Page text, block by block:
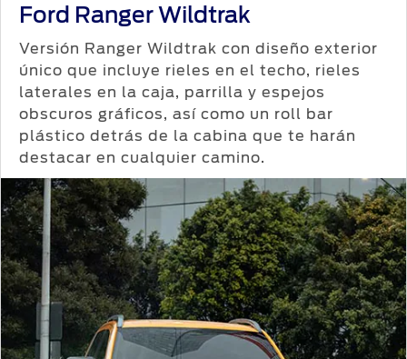
Ford Ranger Wildtrak
Versión Ranger Wildtrak con diseño exterior
único que incluye rieles en el techo, rieles
laterales en la caja, parrilla y espejos
obscuros gráficos, así como un roll bar
plástico detrás de la cabina que te harán
destacar en cualquier camino.